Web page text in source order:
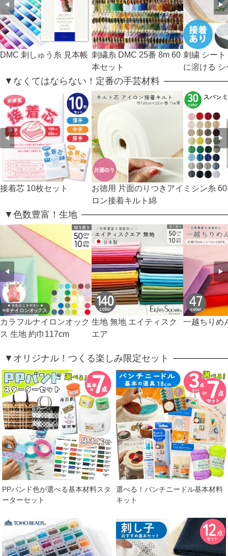
◀
DMC 刺しゅう糸 見本帳 刺繍糸 DMC 25番 8m 60
本セット
刺繍 シー
に溶ける
▶
▼なくてはならない！定番の手芸材料
◀
接着芯 10枚セット
お徳用 片面のりつきアイ
ロン接着キルト綿
ミシン糸
▶
▼色数豊富！生地
◀
カラフルナイロンオック
ス 生地 約巾117cm
生地 無地 エイティスク
エア
一越ちりめ
▶
▼オリジナル！つくる楽しみ限定セット
PPバンド色が選べる基本材料スタ
ーターセット
選べる！パンチニードル基本材料
キット